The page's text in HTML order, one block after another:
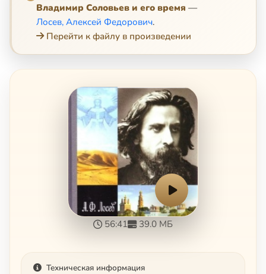
Владимир Соловьев и его время —
Лосев, Алексей Федорович.
Перейти к файлу в произведении
56:41 39.0 МБ
Техническая информация